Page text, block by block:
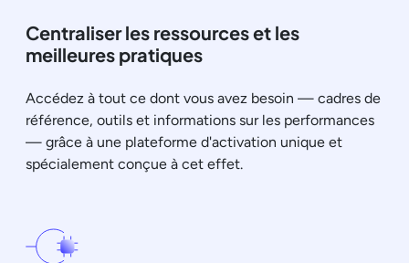
Centraliser les ressources et les
meilleures pratiques
Accédez à tout ce dont vous avez besoin — cadres de
référence, outils et informations sur les performances
— grâce à une plateforme d'activation unique et
spécialement conçue à cet effet.